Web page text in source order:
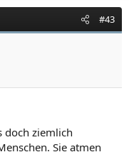
#43
doch ziemlich
Sie atmen